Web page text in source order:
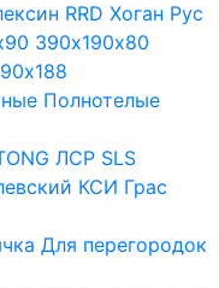
RRD Хоган Рус
390х190х80
Полнотелые
ЛСР SLS
КСИ Грас
Для перегородок